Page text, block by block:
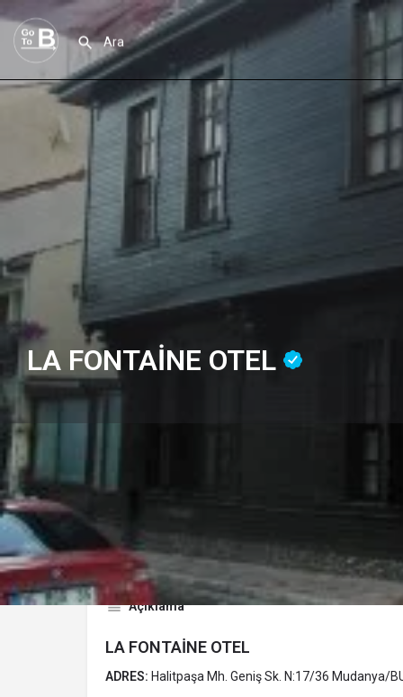
LA FONTAİNE OTEL
Açıklama
LA FONTAİNE OTEL
ADRES: Halitpaşa Mh. Geniş Sk. N:17/36 Mudanya/